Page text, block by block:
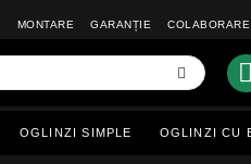
MONTARE GARANȚIE COLABORARE
OGLINZI SIMPLE OGLINZI CU